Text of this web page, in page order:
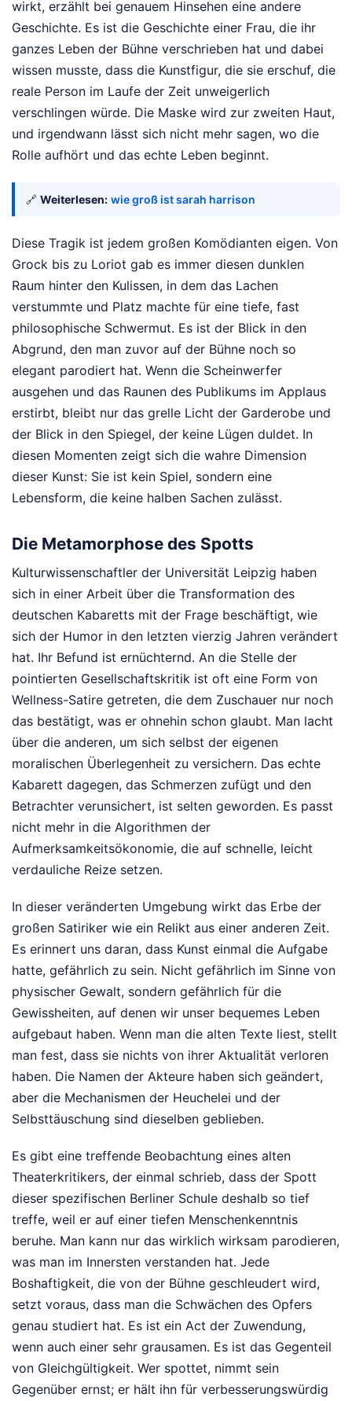
wirkt, erzählt bei genauem Hinsehen eine andere
Geschichte. Es ist die Geschichte einer Frau, die ihr
ganzes Leben der Bühne verschrieben hat und dabei
wissen musste, dass die Kunstfigur, die sie erschuf, die
reale Person im Laufe der Zeit unweigerlich
verschlingen würde. Die Maske wird zur zweiten Haut,
und irgendwann lässt sich nicht mehr sagen, wo die
Rolle aufhört und das echte Leben beginnt.
🔗 Weiterlesen: wie groß ist sarah harrison
Diese Tragik ist jedem großen Komödianten eigen. Von
Grock bis zu Loriot gab es immer diesen dunklen
Raum hinter den Kulissen, in dem das Lachen
verstummte und Platz machte für eine tiefe, fast
philosophische Schwermut. Es ist der Blick in den
Abgrund, den man zuvor auf der Bühne noch so
elegant parodiert hat. Wenn die Scheinwerfer
ausgehen und das Raunen des Publikums im Applaus
erstirbt, bleibt nur das grelle Licht der Garderobe und
der Blick in den Spiegel, der keine Lügen duldet. In
diesen Momenten zeigt sich die wahre Dimension
dieser Kunst: Sie ist kein Spiel, sondern eine
Lebensform, die keine halben Sachen zulässt.
Die Metamorphose des Spotts
Kulturwissenschaftler der Universität Leipzig haben
sich in einer Arbeit über die Transformation des
deutschen Kabaretts mit der Frage beschäftigt, wie
sich der Humor in den letzten vierzig Jahren verändert
hat. Ihr Befund ist ernüchternd. An die Stelle der
pointierten Gesellschaftskritik ist oft eine Form von
Wellness-Satire getreten, die dem Zuschauer nur noch
das bestätigt, was er ohnehin schon glaubt. Man lacht
über die anderen, um sich selbst der eigenen
moralischen Überlegenheit zu versichern. Das echte
Kabarett dagegen, das Schmerzen zufügt und den
Betrachter verunsichert, ist selten geworden. Es passt
nicht mehr in die Algorithmen der
Aufmerksamkeitsökonomie, die auf schnelle, leicht
verdauliche Reize setzen.
In dieser veränderten Umgebung wirkt das Erbe der
großen Satiriker wie ein Relikt aus einer anderen Zeit.
Es erinnert uns daran, dass Kunst einmal die Aufgabe
hatte, gefährlich zu sein. Nicht gefährlich im Sinne von
physischer Gewalt, sondern gefährlich für die
Gewissheiten, auf denen wir unser bequemes Leben
aufgebaut haben. Wenn man die alten Texte liest, stellt
man fest, dass sie nichts von ihrer Aktualität verloren
haben. Die Namen der Akteure haben sich geändert,
aber die Mechanismen der Heuchelei und der
Selbsttäuschung sind dieselben geblieben.
Es gibt eine treffende Beobachtung eines alten
Theaterkritikers, der einmal schrieb, dass der Spott
dieser spezifischen Berliner Schule deshalb so tief
treffe, weil er auf einer tiefen Menschenkenntnis
beruhe. Man kann nur das wirklich wirksam parodieren,
was man im Innersten verstanden hat. Jede
Boshaftigkeit, die von der Bühne geschleudert wird,
setzt voraus, dass man die Schwächen des Opfers
genau studiert hat. Es ist ein Act der Zuwendung,
wenn auch einer sehr grausamen. Es ist das Gegenteil
von Gleichgültigkeit. Wer spottet, nimmt sein
Gegenüber ernst; er hält ihn für verbesserungswürdig